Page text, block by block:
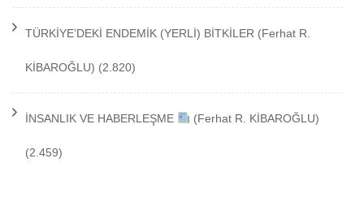
TÜRKİYE’DEKİ ENDEMİK (YERLİ) BİTKİLER (Ferhat R.
KİBAROĞLU) (2.820)
İNSANLIK VE HABERLEŞME (Ferhat R. KİBAROĞLU)
(2.459)